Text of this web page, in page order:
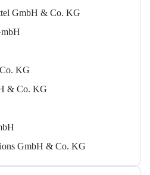
GmbH & Co. KG
KG
& Co. KG
GmbH & Co. KG